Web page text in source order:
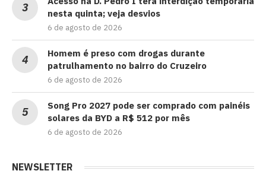
nesta quinta; veja desvios
6 de agosto de 2026
Homem é preso com drogas durante
patrulhamento no bairro do Cruzeiro
6 de agosto de 2026
Song Pro 2027 pode ser comprado com painéis
solares da BYD a R$ 512 por mês
6 de agosto de 2026
NEWSLETTER